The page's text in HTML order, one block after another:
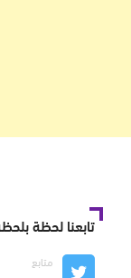
تابعنا لحظة
متابع